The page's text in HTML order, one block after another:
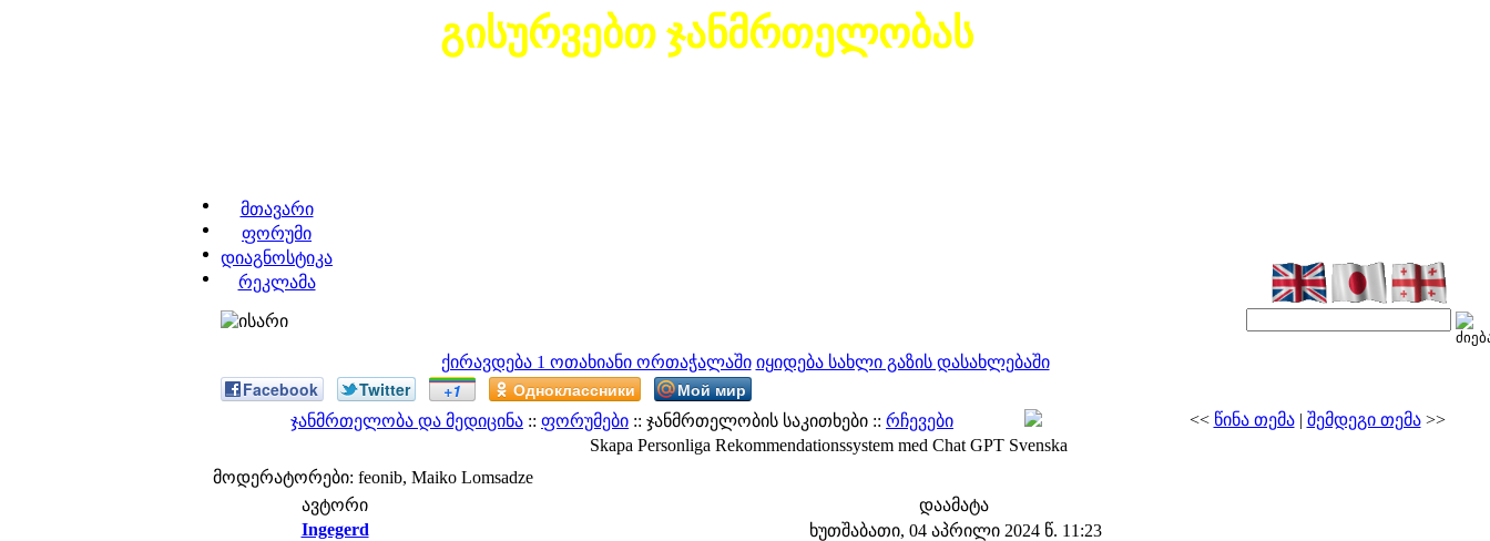
გისურვებთ ჯანმრთელობას
მთავარი
ფორუმი
დიაგნოსტიკა
რეკლამა
ქირავდება 1 ოთახიანი ორთაჭალაში იყიდება სახლი გაზის დასახლებაში
Facebook Twitter +1 Одноклассники Мой мир
ჯანმრთელობა და მედიცინა :: ფორუმები :: ჯანმრთელობის საკითხები :: რჩევები << წინა თემა| შემდეგი თემა>>
Skapa Personliga Rekommendationssystem med Chat GPT Svenska
მოდერატორები: feonib, Maiko Lomsadze
ავტორი
დაამატა
Ingegerd
ხუთშაბათი, 04 აპრილი 2024 წ. 11:23